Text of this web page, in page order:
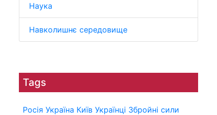
Наука
Навколишнє середовище
Tags
Росія Україна Київ Українці Збройні сили